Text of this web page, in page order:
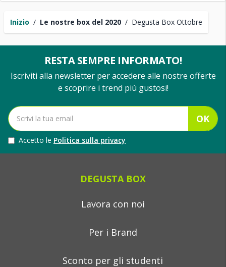
Inizio / Le nostre box del 2020 / Degusta Box Ottobre
RESTA SEMPRE INFORMATO!
Iscriviti alla newsletter per accedere alle nostre offerte
e scoprire i trend più gustosi!
OK
Accetto le Politica sulla privacy
DEGUSTA BOX
Lavora con noi
Per i Brand
Sconto per gli studenti